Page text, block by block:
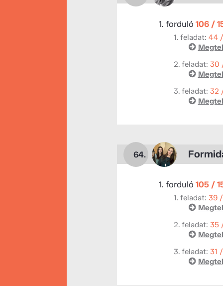
1. forduló 106 /
1. feladat: 44
2. feladat: 30
3. feladat: 32
64.
1. forduló 105 /
1. feladat: 39
2. feladat: 35
3. feladat: 31